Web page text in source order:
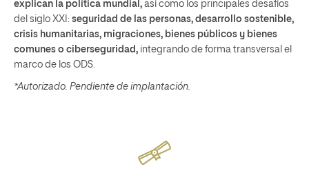
explican la política mundial, así como los principales desafíos
del siglo XXI: seguridad de las personas, desarrollo sostenible,
crisis humanitarias, migraciones, bienes públicos y bienes
comunes o ciberseguridad, integrando de forma transversal el
marco de los ODS.
*Autorizado. Pendiente de implantación.